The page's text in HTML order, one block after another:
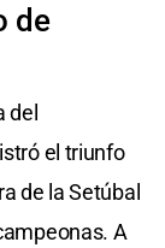
de
del
el triunfo
de la Setúbal
A